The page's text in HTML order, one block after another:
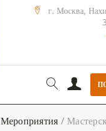
г. Москва,
Мероприятия /